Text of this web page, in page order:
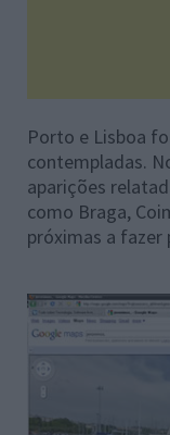
Porto e Lisboa
contempladas.
aparições
como Braga,
próximas a